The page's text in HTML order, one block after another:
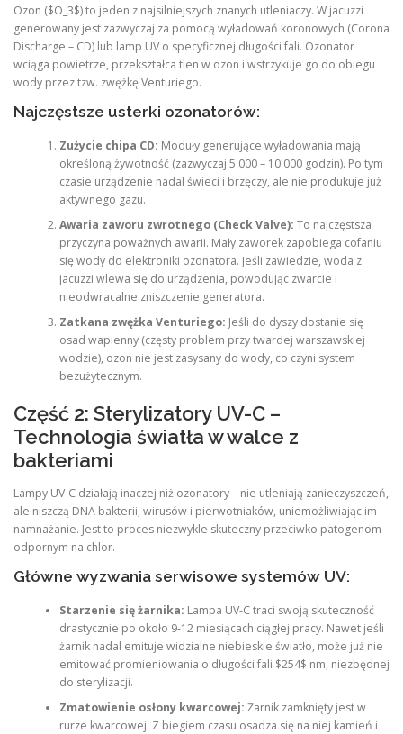
Ozon ($O_3$) to jeden z najsilniejszych znanych utleniaczy. W jacuzzi
generowany jest zazwyczaj za pomocą wyładowań koronowych (Corona
Discharge – CD) lub lamp UV o specyficznej długości fali. Ozonator
wciąga powietrze, przekształca tlen w ozon i wstrzykuje go do obiegu
wody przez tzw. zwężkę Venturiego.
Najczęstsze usterki ozonatorów:
Zużycie chipa CD: Moduły generujące wyładowania mają
określoną żywotność (zazwyczaj 5 000 – 10 000 godzin). Po tym
czasie urządzenie nadal świeci i brzęczy, ale nie produkuje już
aktywnego gazu.
Awaria zaworu zwrotnego (Check Valve): To najczęstsza
przyczyna poważnych awarii. Mały zaworek zapobiega cofaniu
się wody do elektroniki ozonatora. Jeśli zawiedzie, woda z
jacuzzi wlewa się do urządzenia, powodując zwarcie i
nieodwracalne zniszczenie generatora.
Zatkana zwężka Venturiego: Jeśli do dyszy dostanie się
osad wapienny (częsty problem przy twardej warszawskiej
wodzie), ozon nie jest zasysany do wody, co czyni system
bezużytecznym.
Część 2: Sterylizatory UV-C –
Technologia światła w walce z
bakteriami
Lampy UV-C działają inaczej niż ozonatory – nie utleniają zanieczyszczeń,
ale niszczą DNA bakterii, wirusów i pierwotniaków, uniemożliwiając im
namnażanie. Jest to proces niezwykle skuteczny przeciwko patogenom
odpornym na chlor.
Główne wyzwania serwisowe systemów UV:
Starzenie się żarnika: Lampa UV-C traci swoją skuteczność
drastycznie po około 9-12 miesiącach ciągłej pracy. Nawet jeśli
żarnik nadal emituje widzialne niebieskie światło, może już nie
emitować promieniowania o długości fali $254$ nm, niezbędnej
do sterylizacji.
Zmatowienie osłony kwarcowej: Żarnik zamknięty jest w
rurze kwarcowej. Z biegiem czasu osadza się na niej kamień i